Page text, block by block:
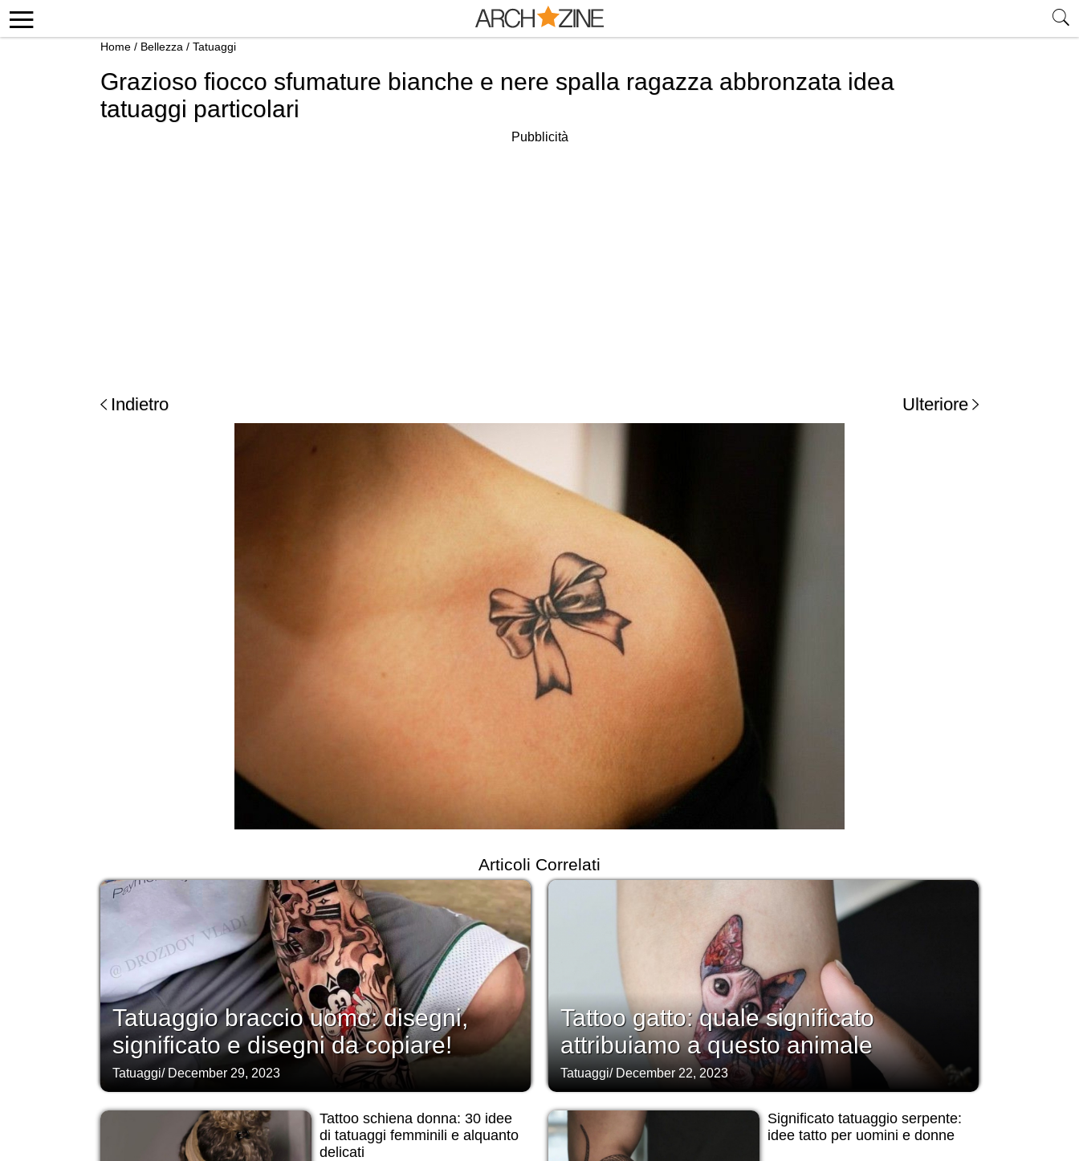
Home / Bellezza / Tatuaggi
Grazioso fiocco sfumature bianche e nere spalla ragazza abbronzata idea
tatuaggi particolari
Pubblicità
Indietro Ulteriore
Articoli Correlati
Tatuaggio braccio uomo: disegni,
significato e disegni da copiare!
Tatuaggi/ December 29, 2023
Tattoo gatto: quale significato
attribuiamo a questo animale
Tatuaggi/ December 22, 2023
Tattoo schiena donna: 30 idee
di tatuaggi femminili e alquanto
delicati
Significato tatuaggio serpente:
idee tatto per uomini e donne